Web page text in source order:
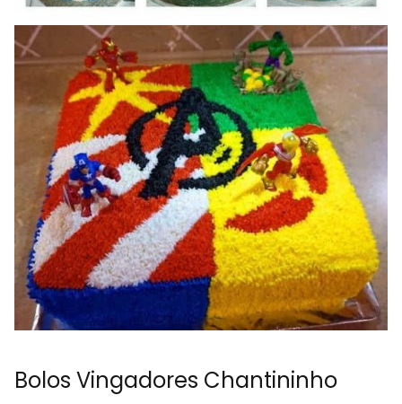
Bolos Vingadores Chantininho